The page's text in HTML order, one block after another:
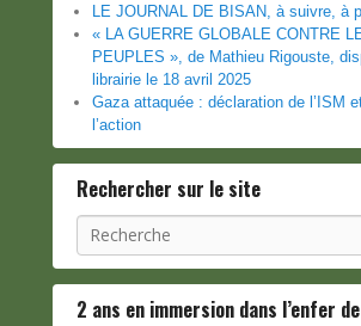
LE JOURNAL DE BISAN, à suivre, à
« LA GUERRE GLOBALE CONTRE
PEUPLES », de Mathieu Rigouste,
librairie le 18 avril 2025
Gaza attaquée : déclaration de l’ISM
l’action
Rechercher sur le site
Recherche
2 ans en immersion dans l’enfer